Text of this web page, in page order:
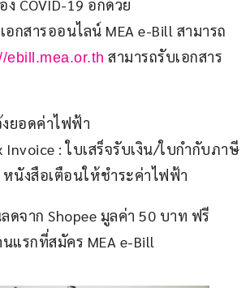
COVID-19 อีกด้วย
กสารออนไลน์ MEA e-Bill สามารถ
ebill.mea.or.th สามารถรับเอกสาร
ยอดค่าไฟฟ้า
Invoice : ใบเสร็จรับเงิน/ใบกำกับภาษี
นังสือเตือนให้ชำระค่าไฟฟ้า
ดจาก Shopee มูลค่า 50 บาท ฟรี
แรกที่สมัคร MEA e-Bill